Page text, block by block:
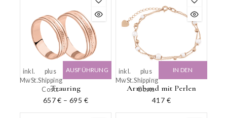
Trauring
657€ –695 €
inkl.
MwSt.
plus
Shipping
Costs
AUSFÜHRUNG
Armband mit Perlen
417 €
inkl.
MwSt.
plus
Shipping
Costs
IN DEN